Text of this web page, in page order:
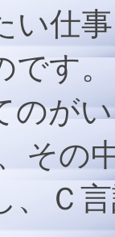
い仕
です
のが
、そ
、Ｃ